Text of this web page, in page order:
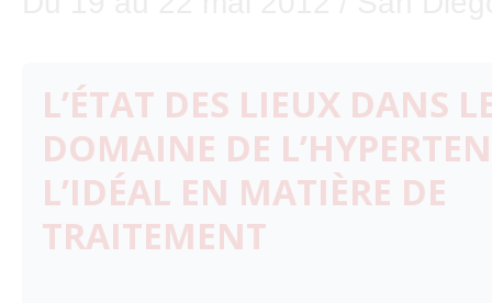
L’ÉTAT DES LIEUX DANS
DOMAINE DE
L’IDÉAL EN MATIÈRE DE
TRAITEMENT